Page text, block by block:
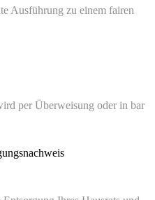
Ausführung zu einem fairen
per Überweisung oder in bar